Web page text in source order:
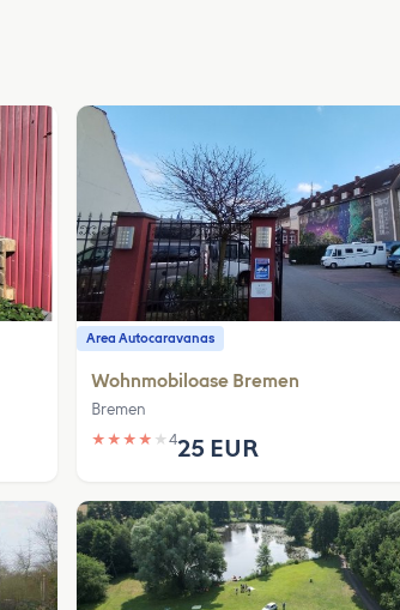
Area Autocaravanas
Wohnmobiloase Bremen
Bremen
★ ★ ★ ★ ★425 EUR